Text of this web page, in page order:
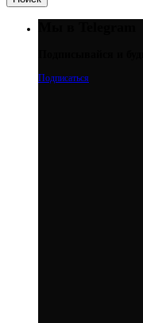
Подписаться